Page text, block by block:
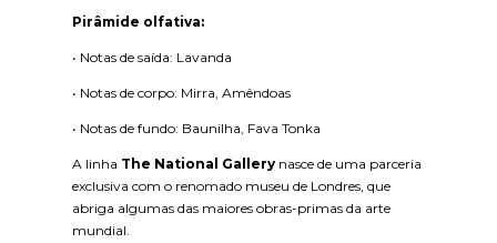
Pirâmide olfativa:
• Notas de saída: Lavanda
• Notas de corpo: Mirra, Amêndoas
• Notas de fundo: Baunilha, Fava Tonka
A linha The National Gallery nasce de uma parceria
exclusiva com o renomado museu de Londres, que
abriga algumas das maiores obras-primas da arte
mundial.